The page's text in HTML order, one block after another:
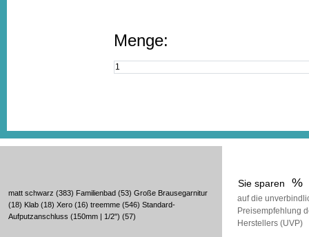
Menge:
Sie sparen %
auf die
Preisempfehlung
Herstellers (UVP)
matt schwarz (383) Familienbad (53) Große Brausegarnitur
(18) Klab (18) Xero (16) treemme (546) Standard-
Aufputzanschluss (150mm | 1/2") (57)